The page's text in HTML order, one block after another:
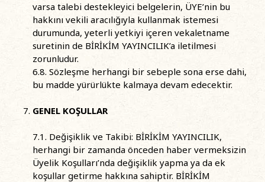
varsa talebi destekleyici belgelerin, ÜYE’nin bu
hakkını vekili aracılığıyla kullanmak istemesi
durumunda, yeterli yetkiyi içeren vekaletname
suretinin de BİRİKİM YAYINCILIK’a iletilmesi
zorunludur.
6.8. Sözleşme herhangi bir sebeple sona erse dahi,
bu madde yürürlükte kalmaya devam edecektir.
GENEL KOŞULLAR
7.1. Değişiklik ve Takibi: BİRİKİM YAYINCILIK,
herhangi bir zamanda önceden haber vermeksizin
Üyelik Koşulları’nda değişiklik yapma ya da ek
koşullar getirme hakkına sahiptir. BİRİKİM